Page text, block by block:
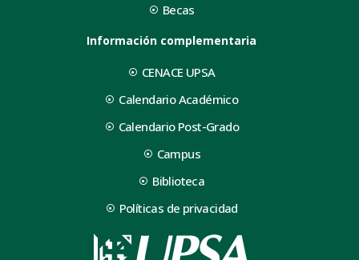
Becas
Información complementaria
CENACE UPSA
Calendario Académico
Calendario Post-Grado
Campus
Biblioteca
Políticas de privacidad